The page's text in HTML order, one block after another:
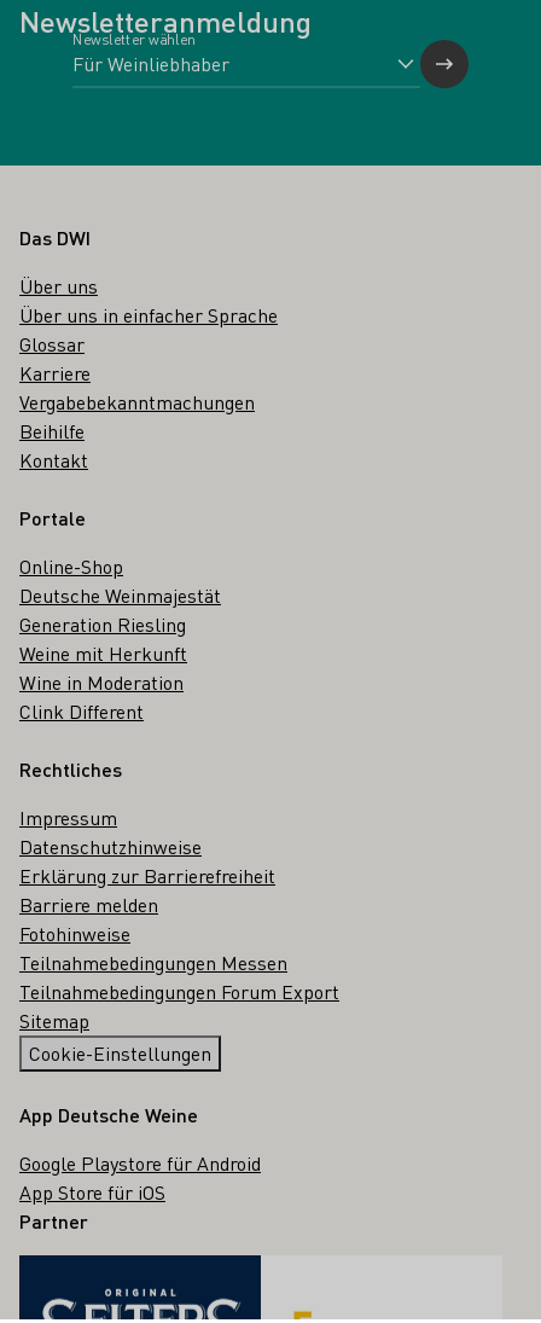
Newsletteranmeldung
Newsletter wählen
Fußbereich
Das DWI
Über uns
Über uns in einfacher Sprache
Glossar
Karriere
Vergabebekanntmachungen
Beihilfe
Kontakt
Portale
Online-Shop
Deutsche Weinmajestät
Generation Riesling
Weine mit Herkunft
Wine in Moderation
Clink Different
Rechtliches
Impressum
Datenschutzhinweise
Erklärung zur Barrierefreiheit
Barriere melden
Fotohinweise
Teilnahmebedingungen Messen
Teilnahmebedingungen Forum Export
Sitemap
Cookie-Einstellungen
App Deutsche Weine
Google Playstore für Android
App Store für iOS
Partner